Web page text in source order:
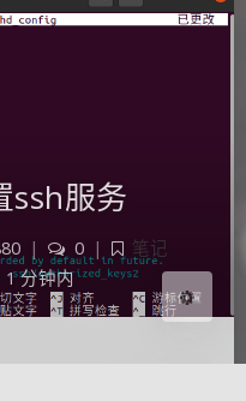
日落 暗化
服务
| 0 |
笔记
1 分钟内